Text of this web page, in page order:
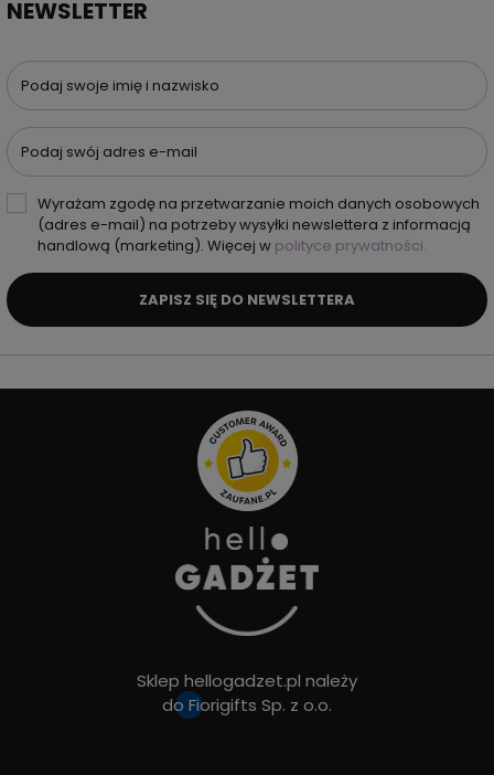
NEWSLETTER
Podaj swoje imię i nazwisko
Podaj swój adres e-mail
Wyrażam zgodę na przetwarzanie moich danych osobowych
(adres e-mail) na potrzeby wysyłki newslettera z informacją
handlową (marketing). Więcej w polityce prywatności.
ZAPISZ SIĘ DO NEWSLETTERA
Sklep hellogadzet.pl należy
do Fiorigifts Sp. z o.o.